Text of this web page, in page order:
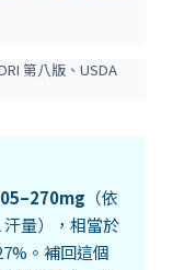
第八版、USDA
（依
量），相當於
。補回這個